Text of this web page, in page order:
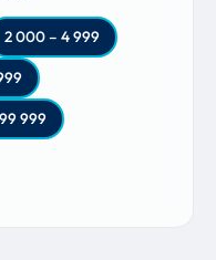
2 000 – 4 999
999